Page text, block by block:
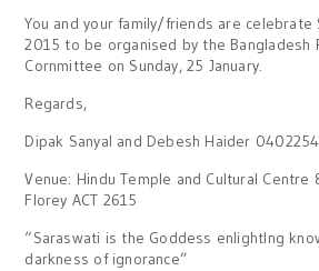
You and your family/friends are celebrate
2015 to be organised by the Bangladesh
Cornmittee on Sunday, 25 January.
Regards,
Dipak Sanyal and Debesh Haider
Venue: Hindu Temple and Cultural Centre
Florey ACT 2615
“Saraswati is the Goddess enlightIng
darkness of ignorance”